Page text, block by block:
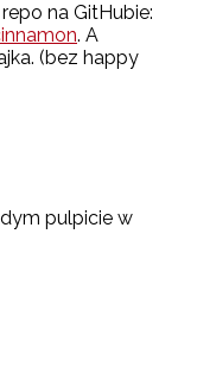
na GitHubie:
. A
(bez happy
pulpicie w